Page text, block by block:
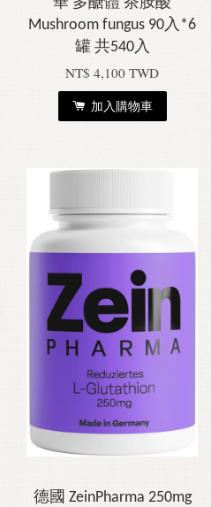
Mushroom fungus 90入*6
罐 共540入
NT$ 4,100 TWD
加入購物車
德國 ZeinPharma 250mg